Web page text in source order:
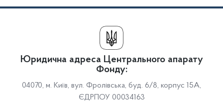
Юридична адреса Центрального апарату
Фонду:
04070, м. Київ, вул. Фролівська, буд. 6/8, корпус 15А,
ЄДРПОУ 00034163